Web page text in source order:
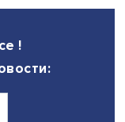
доклады
корреспондента
Гимпельсона
(оппонент —
CERGE-EI
Михаила